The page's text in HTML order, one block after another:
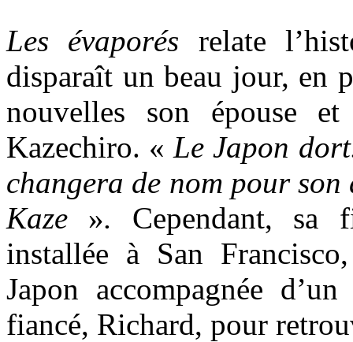
Les évaporés relate
disparaît un beau jour, en
nouvelles son épouse
Kazechiro. « Le Japon
changera de nom pour
Kaze ». Cependant, sa
installée à San
Japon accompagnée
fiancé, Richard, pour